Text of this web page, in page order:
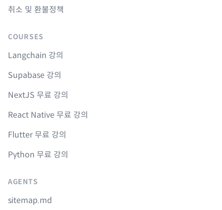
취소 및 환불정책
COURSES
Langchain 강의
Supabase 강의
NextJS 무료 강의
React Native 무료 강의
Flutter 무료 강의
Python 무료 강의
AGENTS
sitemap.md